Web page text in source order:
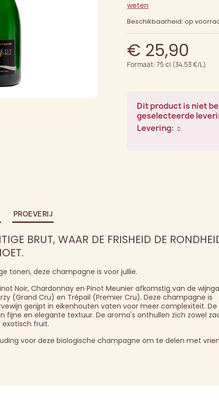
weten
Beschikbaarheid: op
€ 25,90
Formaat: 75 cl (34.53 €/L)
Dit product is niet
geselecteerde
Levering:
PROEVERIJ
BRUT, WAAR DE FRISHEID DE
tonen, deze champagne is voor jullie.
Noir, Chardonnay en Pinot Meunier afkomstig van de
(Grand Cru) en Trépail (Premier Cru). Deze champagne is
gerijpt in eikenhouten vaten voor meer complexiteit. De
fijne en elegante textuur. De aroma's onthullen zich zowel
exotisch fruit.
voor deze biologische champagne om te delen met